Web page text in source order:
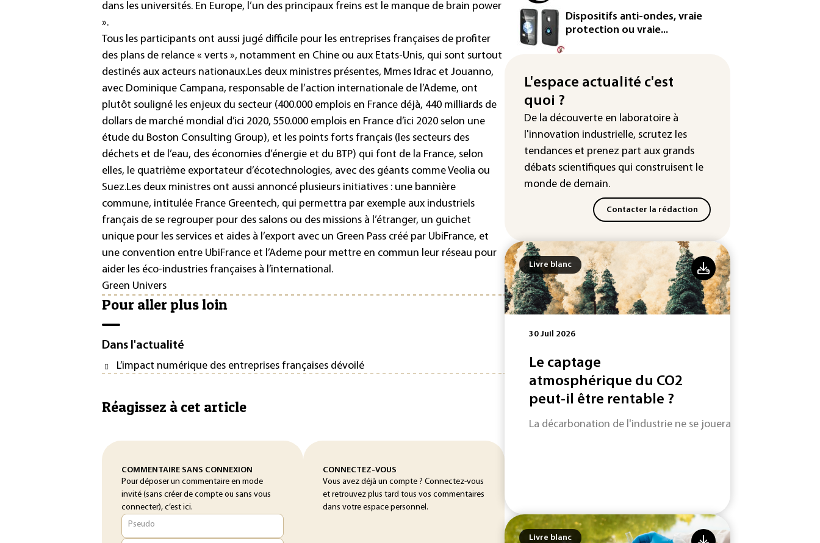
dans les universités. En Europe, l’un des principaux freins est le manque de brain power
».
Tous les participants ont aussi jugé difficile pour les entreprises françaises de profiter
des plans de relance « verts », notamment en Chine ou aux Etats-Unis, qui sont surtout
destinés aux acteurs nationaux.Les deux ministres présentes, Mmes Idrac et Jouanno,
avec Dominique Campana, responsable de l’action internationale de l’Ademe, ont
plutôt souligné les enjeux du secteur (400.000 emplois en France déjà, 440 milliards de
dollars de marché mondial d’ici 2020, 550.000 emplois en France d’ici 2020 selon une
étude du Boston Consulting Group), et les points forts français (les secteurs des
déchets et de l’eau, des économies d’énergie et du BTP) qui font de la France, selon
elles, le quatrième exportateur d’écotechnologies, avec des géants comme Veolia ou
Suez.Les deux ministres ont aussi annoncé plusieurs initiatives : une bannière
commune, intitulée France Greentech, qui permettra par exemple aux industriels
français de se regrouper pour des salons ou des missions à l’étranger, un guichet
unique pour les services et aides à l’export avec un Green Pass créé par UbiFrance, et
une convention entre UbiFrance et l’Ademe pour mettre en commun leur réseau pour
aider les éco-industries françaises à l’international.
Green Univers
Pour aller plus loin
Dans l'actualité
L’impact numérique des entreprises françaises dévoilé
Réagissez à cet article
COMMENTAIRE SANS CONNEXION
Pour déposer un commentaire en mode
invité (sans créer de compte ou sans vous
connecter), c’est ici.
Pseudo
CONNECTEZ-VOUS
Vous avez déjà un compte ? Connectez-vous
et retrouvez plus tard tous vos commentaires
dans votre espace personnel.
La défense, voie de diversification
pour un secteur automobile à la
peine
"bannissement numérique" pour
deux streamers jugés pour des
violences et humiliations en ligne
IA : Mythos 5 d'Anthropic crée de
fausses identités lors d'un test au
Royaume-Uni
Dispositifs anti-ondes, vraie
protection ou vraie...
L'espace actualité c'est
quoi ?
De la découverte en laboratoire à
l'innovation industrielle, scrutez les
tendances et prenez part aux grands
débats scientifiques qui construisent le
monde de demain.
Contacter la rédaction
Livre blanc
30 Juil 2026
Le captage
atmosphérique du CO2
peut-il être rentable ?
La décarbonation de l'industrie ne se jouera pas uniquement
Livre blanc